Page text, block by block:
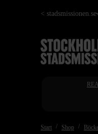
Hoppa< stadsmissionen.se
Start Shop